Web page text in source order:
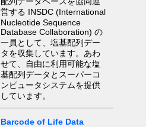
営する INSDC (International
Nucleotide Sequence
Database Collaboration) の
一員として、塩基配列デー
タを収集しています。あわ
せて、自由に利用可能な塩
基配列データとスーパーコ
ンピュータシステムを提供
しています。
Barcode of Life Data